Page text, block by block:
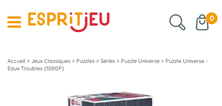
0
Accueil > Jeux Classiques > Puzzles > Séries > Puzzle Universe > Puzzle Universe -
Eaux Troubles (1000P)